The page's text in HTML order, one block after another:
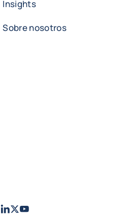
Insights
Sobre nosotros
LinkedIn
TwitterYoutube